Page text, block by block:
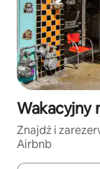
Wakacyjny
Znajdź i
Airbnb